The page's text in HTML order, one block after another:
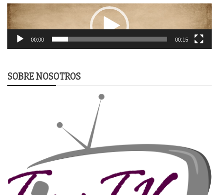
Video
Player
00:00 00:15
SOBRE NOSOTROS